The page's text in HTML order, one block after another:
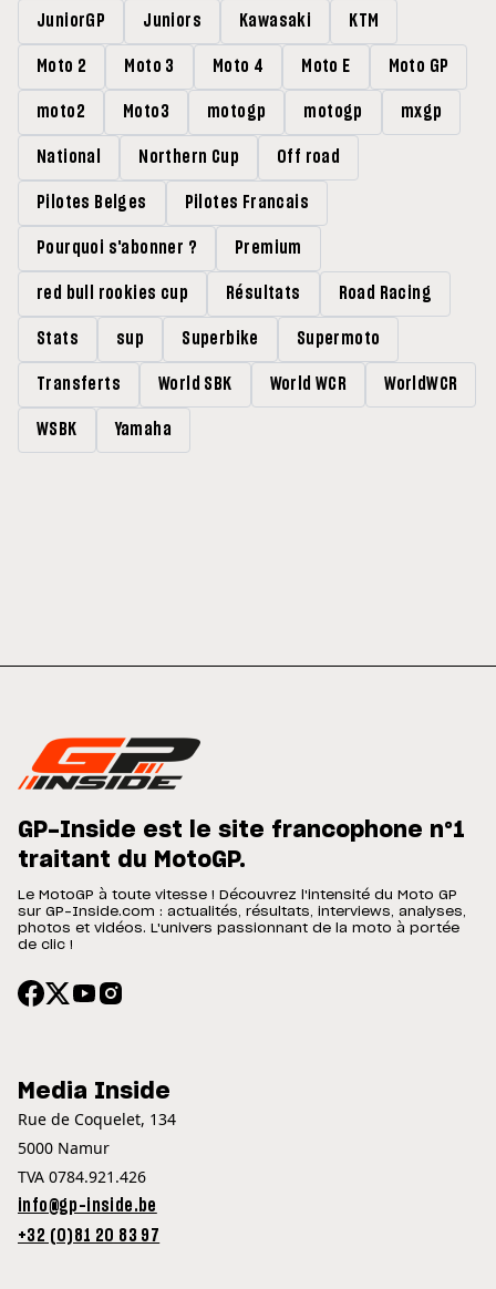
JuniorGP Juniors Kawasaki KTM
Moto 2 Moto 3 Moto 4 Moto E Moto GP
moto2 Moto3 motogp motogp mxgp
National Northern Cup Off road
Pilotes Belges Pilotes Francais
Pourquoi s'abonner ? Premium
red bull rookies cup Résultats Road Racing
Stats sup Superbike Supermoto
Transferts World SBK World WCR WorldWCR
WSBK Yamaha
GP-Inside est le site francophone n°1
traitant du MotoGP.
Le MotoGP à toute vitesse ! Découvrez l'intensité du Moto GP
sur GP-Inside.com : actualités, résultats, interviews, analyses,
photos et vidéos. L'univers passionnant de la moto à portée
de clic !
Media Inside
Rue de Coquelet, 134
5000 Namur
TVA 0784.921.426
info@gp-inside.be
+32 (0)81 20 83 97